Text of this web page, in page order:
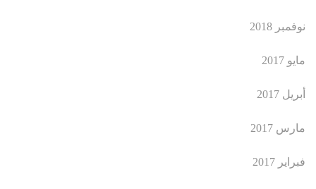
نوفمبر 2018
مايو 2017
أبريل 2017
مارس 2017
فبراير 2017